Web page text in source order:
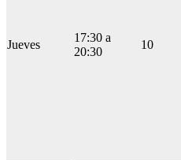
Jueves
17:30 a
20:30
10